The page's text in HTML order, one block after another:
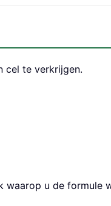
cel te verkrijgen.
waarop u de formule